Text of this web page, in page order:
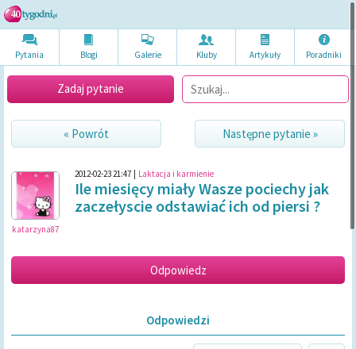
Pytania Blogi Galerie Kluby Artykuły Poradniki
Zadaj pytanie
« Powrót Następne pytanie »
katarzyna87
2012-02-23 21:47 Laktacja i karmienie
Ile miesięcy miały Wasze pociechy jak
zaczełyscie odstawiać ich od piersi ?
Odpowiedzi